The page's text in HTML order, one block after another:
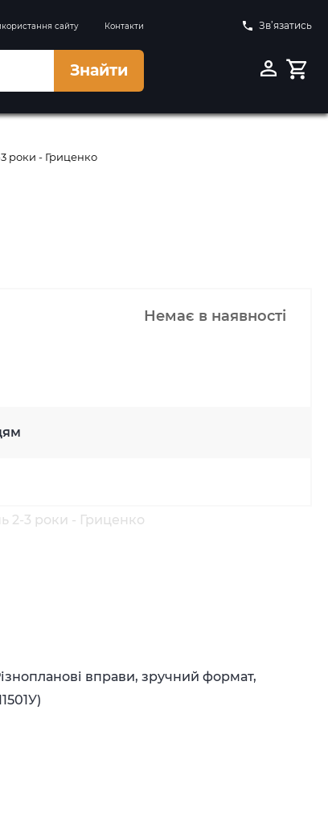
сайту Контакти Зв’язатись
Знайти
роки - Гриценко
Немає в наявності
2-3 роки - Гриценко
вправи, зручний формат,
)